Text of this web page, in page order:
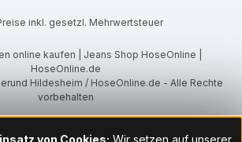
inkl. gesetzl. Mehrwertsteuer
online kaufen | Jeans Shop HoseOnline |
HoseOnline.de
Hildesheim / HoseOnline.de - Alle Rechte
vorbehalten
von Cookies: Wir setzen auf unserer